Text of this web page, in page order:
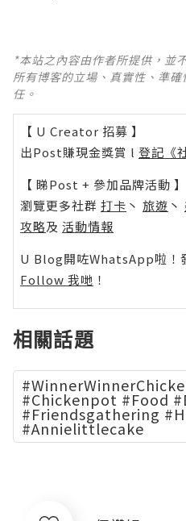
*本站之內容由作者所提供，並
所有博客的立場、真實性、準
任。
【 U Creator 招募 】
出Post賺現金獎賞 l 登記《
【 睇Post + 參加品牌活動 】
瀏覽更多社群 打卡 丶 旅遊 丶
攻略及 活動情報
U Blog開咗WhatsApp啦！
Follow 我哋 ！
相關話題
#Chickenpot #Food
#Friendsgathering
#Annielittlecake